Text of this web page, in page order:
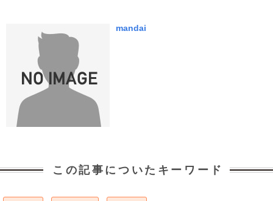
mandai
この記事についたキーワード